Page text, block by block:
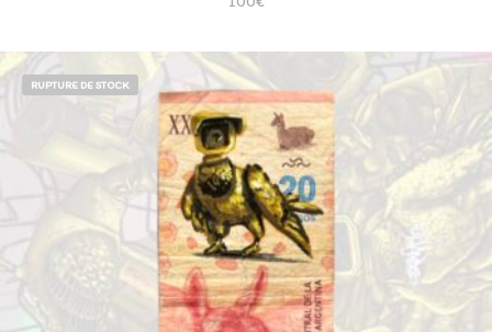
RUPTURE DE STOCK